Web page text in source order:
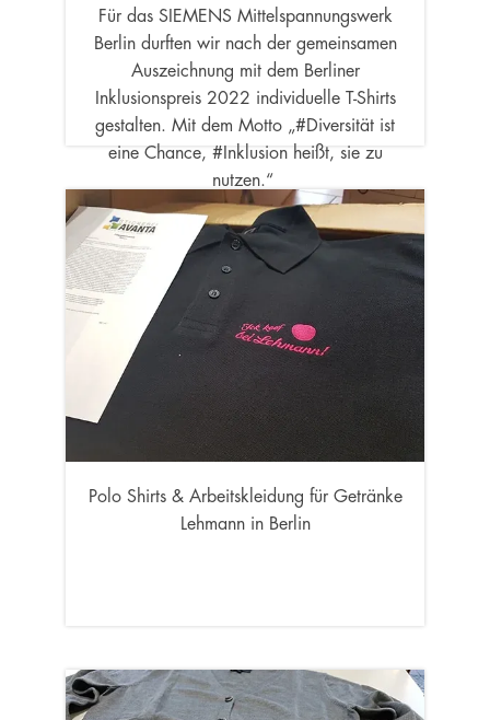
Für das SIEMENS Mittelspannungswerk
Berlin durften wir nach der gemeinsamen
Auszeichnung mit dem Berliner
Inklusionspreis 2022 individuelle T-Shirts
gestalten. Mit dem Motto „#Diversität ist
eine Chance, #Inklusion heißt, sie zu
nutzen.“
Polo Shirts & Arbeitskleidung für Getränke
Lehmann in Berlin